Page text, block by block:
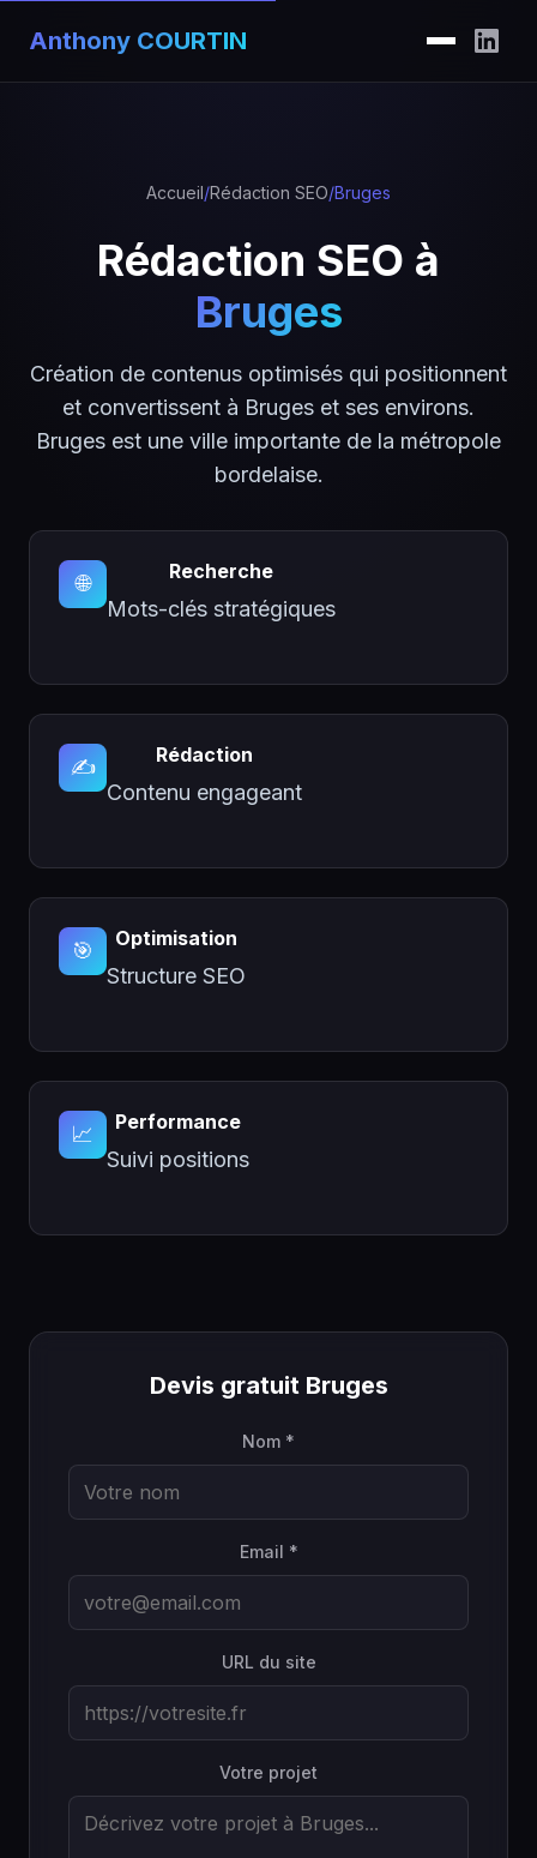
Anthony COURTIN
Accueil/Rédaction SEO/Bruges
Rédaction SEO à
Bruges
Création de contenus optimisés qui positionnent
et convertissent à Bruges et ses environs.
Bruges est une ville importante de la métropole
bordelaise.
🌐 Recherche
Mots-clés stratégiques
✍️ Rédaction
Contenu engageant
🎯 Optimisation
Structure SEO
📈 Performance
Suivi positions
Devis gratuit Bruges
Nom *
Email *
URL du site
Votre projet